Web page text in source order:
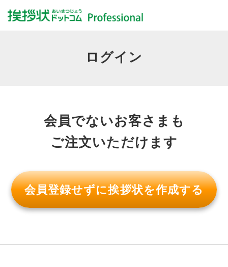
ログイン
会員でないお客さまも
ご注文いただけます